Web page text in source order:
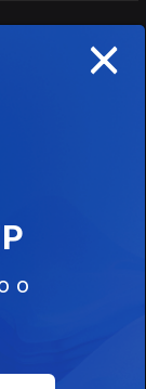
criança que
país.
×
o